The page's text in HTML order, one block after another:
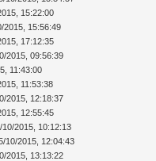
15:22:00
2015, 15:56:49
17:12:35
2015, 09:56:39
11:43:00
11:53:38
2015, 12:18:37
12:55:45
10/2015, 10:12:13
10/2015, 12:04:43
2015, 13:13:22